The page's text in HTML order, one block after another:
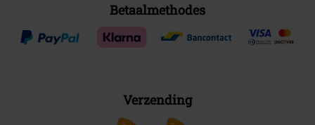
Betaalmethodes
Verzending